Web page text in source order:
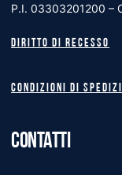
P.I. 03303201200 –
Diritto di recesso
Condizioni di
CONTATTI